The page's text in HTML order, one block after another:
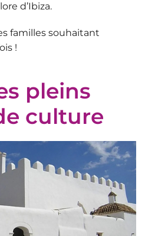
d’Ibiza.
familles souhaitant
!
pleins
culture